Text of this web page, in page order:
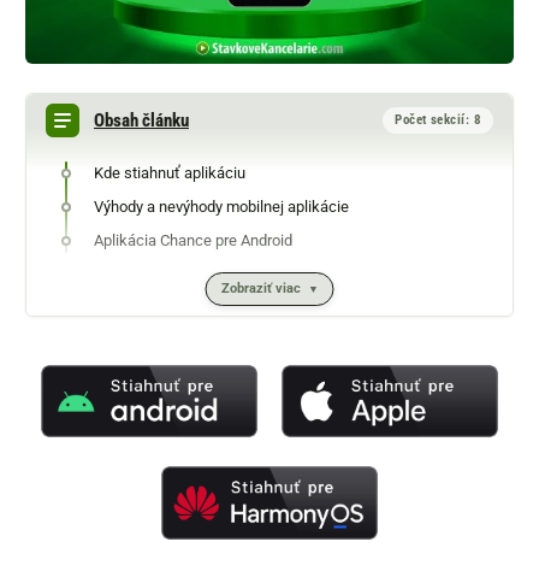
Obsah článku Počet sekcií: 8
Kde stiahnuť aplikáciu
Výhody a nevýhody mobilnej aplikácie
Aplikácia Chance pre Android
Zobraziť viac